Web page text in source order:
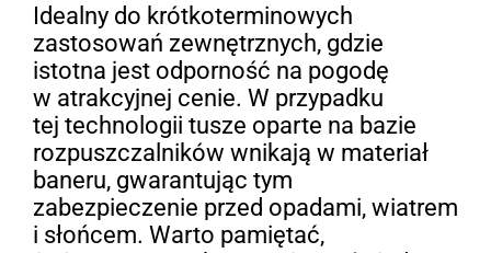
Idealny do krótkoterminowych
zastosowań zewnętrznych, gdzie
istotna jest odporność na pogodę
w atrakcyjnej cenie. W przypadku
tej technologii tusze oparte na bazie
rozpuszczalników wnikają w materiał
baneru, gwarantując tym
zabezpieczenie przed opadami, wiatrem
i słońcem. Warto pamiętać,